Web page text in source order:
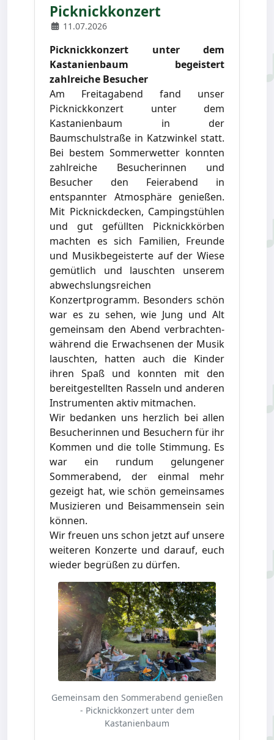
Picknickkonzert
11.07.2026
Picknickkonzert unter dem
Kastanienbaum begeistert
zahlreiche Besucher
Am Freitagabend fand unser
Picknickkonzert unter dem
Kastanienbaum in der
Baumschulstraße in Katzwinkel statt.
Bei bestem Sommerwetter konnten
zahlreiche Besucherinnen und
Besucher den Feierabend in
entspannter Atmosphäre genießen.
Mit Picknickdecken, Campingstühlen
und gut gefüllten Picknickkörben
machten es sich Familien, Freunde
und Musikbegeisterte auf der Wiese
gemütlich und lauschten unserem
abwechslungsreichen
Konzertprogramm. Besonders schön
war es zu sehen, wie Jung und Alt
gemeinsam den Abend verbrachten-
während die Erwachsenen der Musik
lauschten, hatten auch die Kinder
ihren Spaß und konnten mit den
bereitgestellten Rasseln und anderen
Instrumenten aktiv mitmachen.
Wir bedanken uns herzlich bei allen
Besucherinnen und Besuchern für ihr
Kommen und die tolle Stimmung. Es
war ein rundum gelungener
Sommerabend, der einmal mehr
gezeigt hat, wie schön gemeinsames
Musizieren und Beisammensein sein
können.
Wir freuen uns schon jetzt auf unsere
weiteren Konzerte und darauf, euch
wieder begrüßen zu dürfen.
Gemeinsam den Sommerabend genießen
- Picknickkonzert unter dem
Kastanienbaum